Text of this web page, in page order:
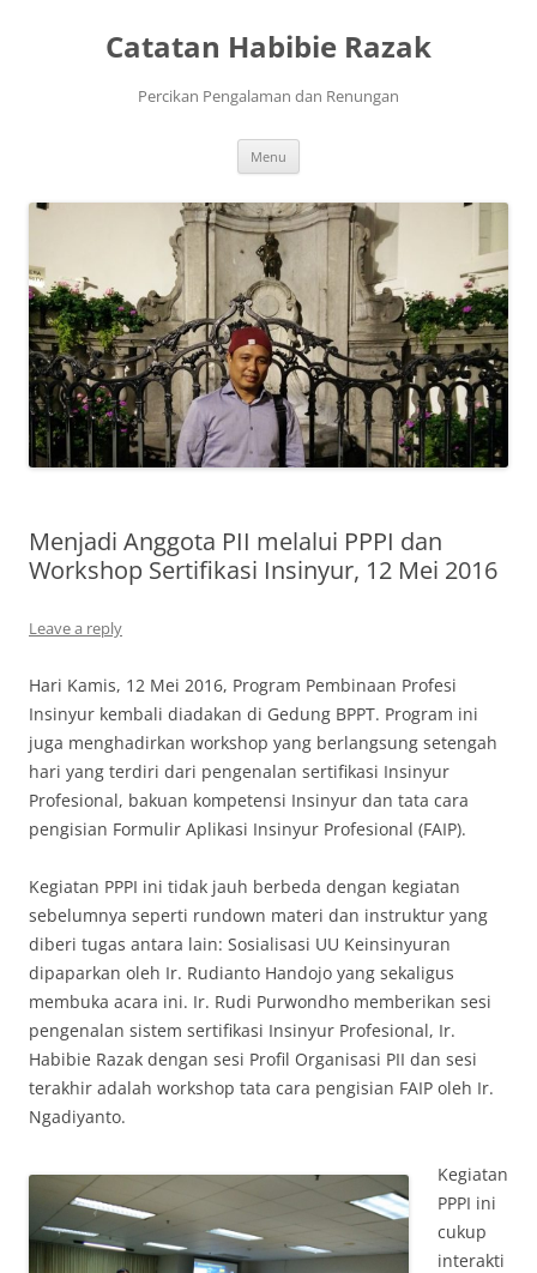
Catatan Habibie Razak
Percikan Pengalaman dan Renungan
Menu
Menjadi Anggota PII melalui PPPI dan
Workshop Sertifikasi Insinyur, 12 Mei 2016
Leave a reply
Hari Kamis, 12 Mei 2016, Program Pembinaan Profesi
Insinyur kembali diadakan di Gedung BPPT. Program ini
juga menghadirkan workshop yang berlangsung setengah
hari yang terdiri dari pengenalan sertifikasi Insinyur
Profesional, bakuan kompetensi Insinyur dan tata cara
pengisian Formulir Aplikasi Insinyur Profesional (FAIP).
Kegiatan PPPI ini tidak jauh berbeda dengan kegiatan
sebelumnya seperti rundown materi dan instruktur yang
diberi tugas antara lain: Sosialisasi UU Keinsinyuran
dipaparkan oleh Ir. Rudianto Handojo yang sekaligus
membuka acara ini. Ir. Rudi Purwondho memberikan sesi
pengenalan sistem sertifikasi Insinyur Profesional, Ir.
Habibie Razak dengan sesi Profil Organisasi PII dan sesi
terakhir adalah workshop tata cara pengisian FAIP oleh Ir.
Ngadiyanto.
Kegiatan
PPPI ini
cukup
interakti